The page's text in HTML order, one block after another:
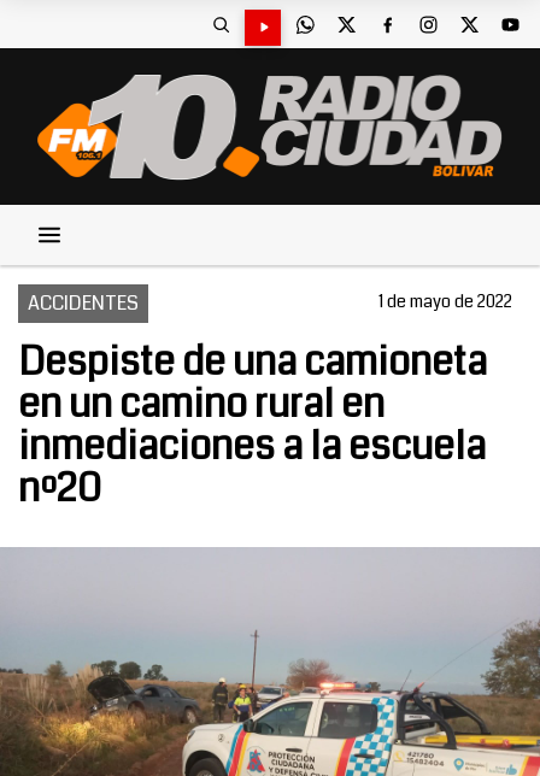
ACCIDENTES 1 de mayo de 2022
Despiste de una camioneta
en un camino rural en
inmediaciones a la escuela
nº20